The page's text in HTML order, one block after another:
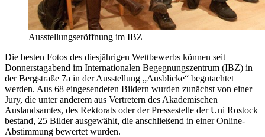
Ausstellungseröffnung im IBZ
Die besten Fotos des diesjährigen Wettbewerbs können seit
Donnerstagabend im Internationalen Begegnungszentrum (IBZ) in
der Bergstraße 7a in der Ausstellung „Ausblicke“ begutachtet
werden. Aus 68 eingesendeten Bildern wurden zunächst von einer
Jury, die unter anderem aus Vertretern des Akademischen
Auslandsamtes, des Rektorats oder der Pressestelle der Uni Rostock
bestand, 25 Bilder ausgewählt, die anschließend in einer Online-
Abstimmung bewertet wurden.